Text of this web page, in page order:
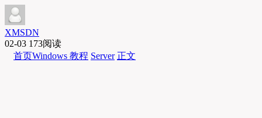
XMSDN
02-03 173阅读
首页Windows 教程 Server 正文